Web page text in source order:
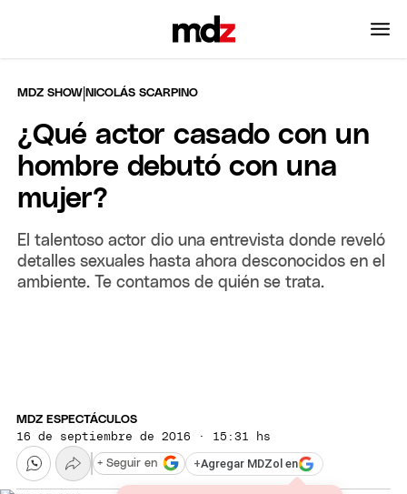
MDZ SHOW |NICOLÁS SCARPINO
¿Qué actor casado con un
hombre debutó con una
mujer?
El talentoso actor dio una entrevista donde reveló
detalles sexuales hasta ahora desconocidos en el
ambiente. Te contamos de quién se trata.
MDZ ESPECTÁCULOS
16 de septiembre de 2016 · 15:31 hs
+Agregar MDZol en
+ Seguir en